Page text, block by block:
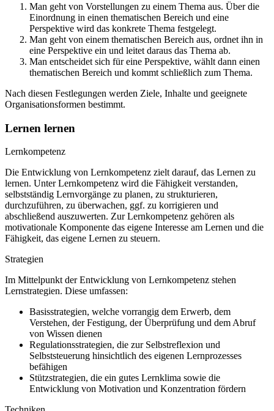
Man geht von Vorstellungen zu einem Thema aus. Über die
Einordnung in einen thematischen Bereich und eine
Perspektive wird das konkrete Thema festgelegt.
Man geht von einem thematischen Bereich aus, ordnet ihn in
eine Perspektive ein und leitet daraus das Thema ab.
Man entscheidet sich für eine Perspektive, wählt dann einen
thematischen Bereich und kommt schließlich zum Thema.
Nach diesen Festlegungen werden Ziele, Inhalte und geeignete
Organisationsformen bestimmt.
Lernen lernen
Lernkompetenz
Die Entwicklung von Lernkompetenz zielt darauf, das Lernen zu
lernen. Unter Lernkompetenz wird die Fähigkeit verstanden,
selbstständig Lernvorgänge zu planen, zu strukturieren,
durchzuführen, zu überwachen, ggf. zu korrigieren und
abschließend auszuwerten. Zur Lernkompetenz gehören als
motivationale Komponente das eigene Interesse am Lernen und die
Fähigkeit, das eigene Lernen zu steuern.
Strategien
Im Mittelpunkt der Entwicklung von Lernkompetenz stehen
Lernstrategien. Diese umfassen:
Basisstrategien, welche vorrangig dem Erwerb, dem
Verstehen, der Festigung, der Überprüfung und dem Abruf
von Wissen dienen
Regulationsstrategien, die zur Selbstreflexion und
Selbststeuerung hinsichtlich des eigenen Lernprozesses
befähigen
Stützstrategien, die ein gutes Lernklima sowie die
Entwicklung von Motivation und Konzentration fördern